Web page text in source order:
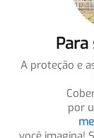
A proteção e
por